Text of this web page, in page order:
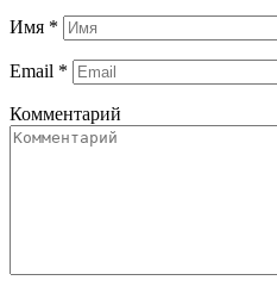
Имя *
Email *
Комментарий